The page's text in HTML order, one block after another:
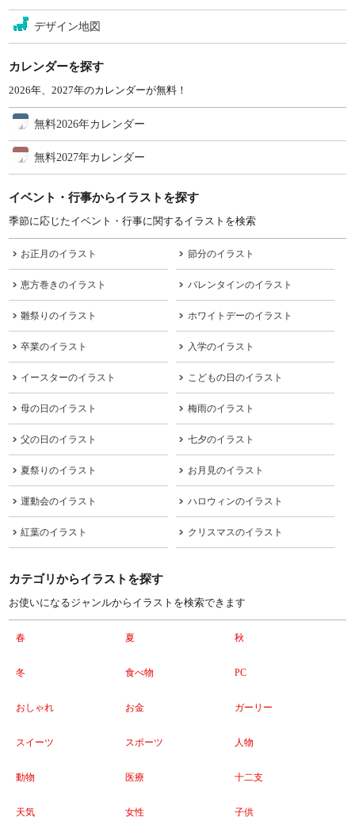
デザイン地図
カレンダーを探す
2026年、2027年のカレンダーが無料！
無料2026年カレンダー
無料2027年カレンダー
イベント・行事からイラストを探す
季節に応じたイベント・行事に関するイラストを検索
お正月のイラスト 節分のイラスト
恵方巻きのイラスト バレンタインのイラスト
雛祭りのイラスト ホワイトデーのイラスト
卒業のイラスト 入学のイラスト
イースターのイラスト こどもの日のイラスト
母の日のイラスト 梅雨のイラスト
父の日のイラスト 七夕のイラスト
夏祭りのイラスト お月見のイラスト
運動会のイラスト ハロウィンのイラスト
紅葉のイラスト クリスマスのイラスト
カテゴリからイラストを探す
お使いになるジャンルからイラストを検索できます
春 夏 秋
冬 食べ物 PC
おしゃれ お金 ガーリー
スイーツ スポーツ 人物
動物 医療 十二支
天気 女性 子供